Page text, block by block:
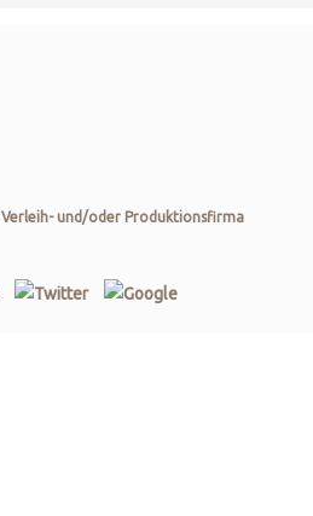
Verleih- und/oder Produktionsfirma